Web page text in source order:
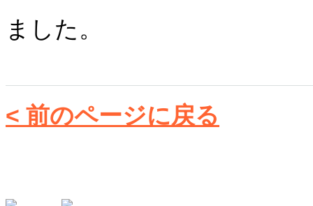
ました。
< 前のページに戻る